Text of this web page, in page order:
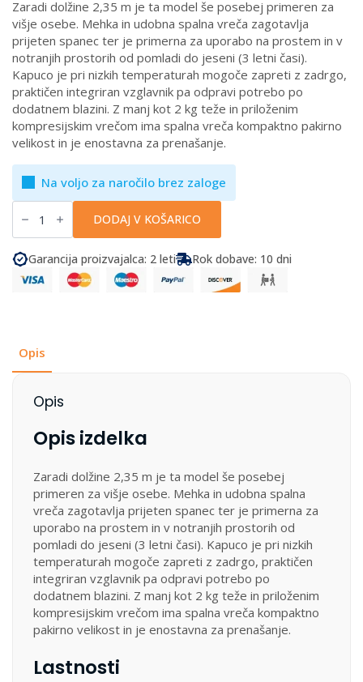
Zaradi dolžine 2,35 m je ta model še posebej primeren za
višje osebe. Mehka in udobna spalna vreča zagotavlja
prijeten spanec ter je primerna za uporabo na prostem in v
notranjih prostorih od pomladi do jeseni (3 letni časi).
Kapuco je pri nizkih temperaturah mogoče zapreti z zadrgo,
praktičen integriran vzglavnik pa odpravi potrebo po
dodatnem blazini. Z manj kot 2 kg teže in priloženim
kompresijskim vrečom ima spalna vreča kompaktno pakirno
velikost in je enostavna za prenašanje.
Na voljo za naročilo brez zaloge
Brunner
Spalna
vreča
Starflyer
XL
količina
DODAJ V KOŠARICO
Garancija proizvajalca: 2 leti Rok dobave: 10 dni
Opis
Opis
Opis izdelka
Zaradi dolžine 2,35 m je ta model še posebej
primeren za višje osebe. Mehka in udobna spalna
vreča zagotavlja prijeten spanec ter je primerna za
uporabo na prostem in v notranjih prostorih od
pomladi do jeseni (3 letni časi). Kapuco je pri nizkih
temperaturah mogoče zapreti z zadrgo, praktičen
integriran vzglavnik pa odpravi potrebo po
dodatnem blazini. Z manj kot 2 kg teže in priloženim
kompresijskim vrečom ima spalna vreča kompaktno
pakirno velikost in je enostavna za prenašanje.
Lastnosti